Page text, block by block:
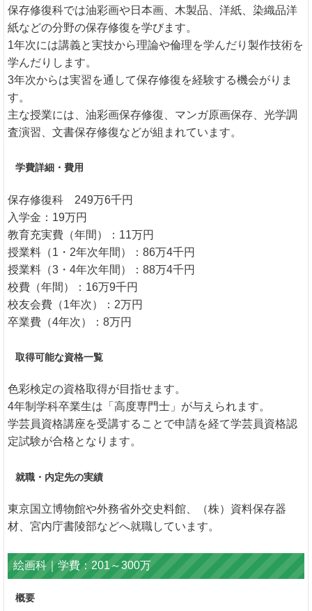
保存修復科では油彩画や日本画、木製品、洋紙、染織品洋
紙などの分野の保存修復を学びます。
1年次には講義と実技から理論や倫理を学んだり製作技術を
学んだりします。
3年次からは実習を通して保存修復を経験する機会がりま
す。
主な授業には、油彩画保存修復、マンガ原画保存、光学調
査演習、文書保存修復などが組まれています。
学費詳細・費用
保存修復科 249万6千円
入学金：19万円
教育充実費（年間）：11万円
授業料（1・2年次年間）：86万4千円
授業料（3・4年次年間）：88万4千円
校費（年間）：16万9千円
校友会費（1年次）：2万円
卒業費（4年次）：8万円
取得可能な資格一覧
色彩検定の資格取得が目指せます。
4年制学科卒業生は「高度専門士」が与えられます。
学芸員資格講座を受講することで申請を経て学芸員資格認
定試験が合格となります。
就職・内定先の実績
東京国立博物館や外務省外交史料館、（株）資料保存器
材、宮内庁書陵部などへ就職しています。
絵画科｜学費：201～300万
概要